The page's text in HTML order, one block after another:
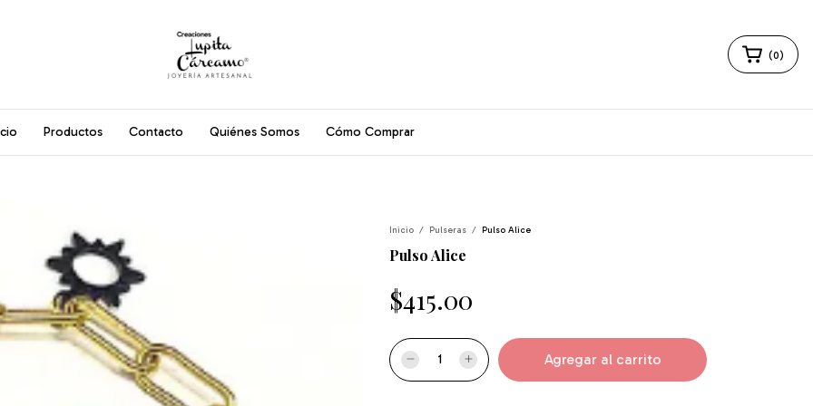
(0)
Productos Contacto Quiénes Somos Cómo Comprar
Inicio / Pulseras / Pulso Alice
Pulso Alice
$415.00